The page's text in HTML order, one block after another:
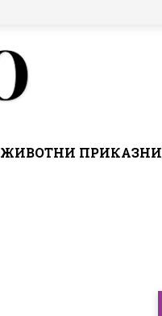
ЖИВОТНИ ПРИКАЗНИ